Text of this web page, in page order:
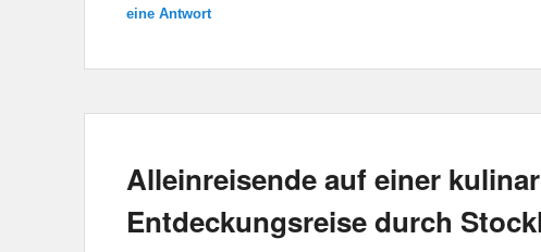
eine Antwort
Alleinreisende auf einer
Entdeckungsreise durch